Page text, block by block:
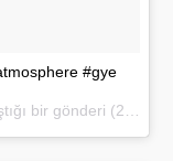
#gye
bir gönderi (26 Nis 2017, 14:17 PDT